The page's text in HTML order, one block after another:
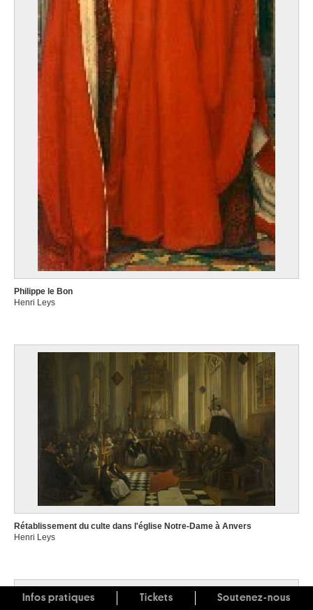
Philippe le Bon
Henri Leys
Rétablissement du culte dans l'église Notre-Dame à Anvers
Henri Leys
Infos pratiques Tickets Soutenez-nous